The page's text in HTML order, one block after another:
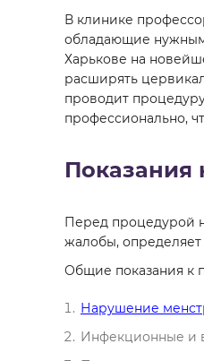
В клинике
обладающие
Харькове на
расширять
проводит
профессионально,
Показания
Перед процедурой
жалобы,
Общие показания к
Нарушение
Инфекционные и